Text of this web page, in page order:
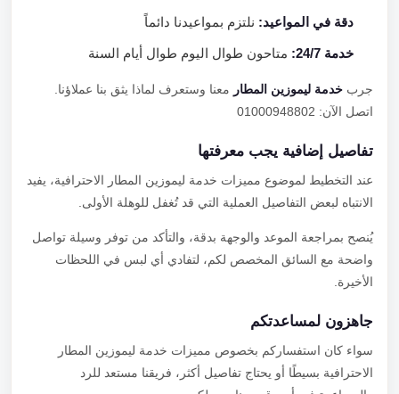
دقة في المواعيد:نلتزم بمواعيدنا دائماً
خدمة 24/7: متاحون طوال اليوم طوال أيام السنة
جربخدمة ليموزين المطارمعنا وستعرف لماذا يثق بنا عملاؤنا.
اتصل الآن: 01000948802
تفاصيل إضافية يجب معرفتها
عند التخطيط لموضوع مميزات خدمة ليموزين المطار الاحترافية، يفيد
الانتباه لبعض التفاصيل العملية التي قد تُغفل للوهلة الأولى.
يُنصح بمراجعة الموعد والوجهة بدقة، والتأكد من توفر وسيلة تواصل
واضحة مع السائق المخصص لكم، لتفادي أي لبس في اللحظات
الأخيرة.
جاهزون لمساعدتكم
سواء كان استفساركم بخصوص مميزات خدمة ليموزين المطار
الاحترافية بسيطًا أو يحتاج تفاصيل أكثر، فريقنا مستعد للرد